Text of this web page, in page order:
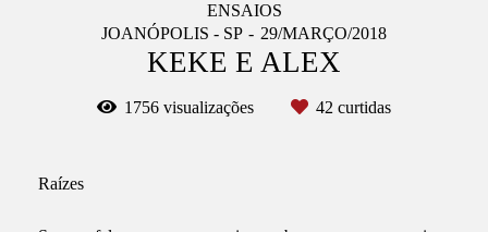
ENSAIOS
JOANÓPOLIS - SP
29/MARÇO/2018
KEKE E ALEX
1756 visualizações 42 curtidas
Raízes